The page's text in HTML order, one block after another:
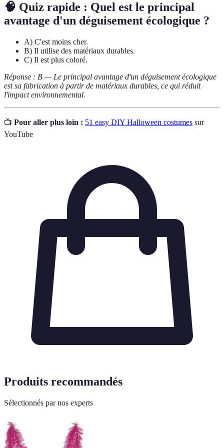
🧠 Quiz rapide : Quel est le principal
avantage d'un déguisement écologique ?
A) C'est moins cher.
B) Il utilise des matériaux durables.
C) Il est plus coloré.
Réponse : B — Le principal avantage d'un déguisement écologique
est sa fabrication à partir de matériaux durables, ce qui réduit
l'impact environnemental.
📺 Pour aller plus loin : 51 easy DIY Halloween costumes sur
YouTube
Produits recommandés
Sélectionnés par nos experts